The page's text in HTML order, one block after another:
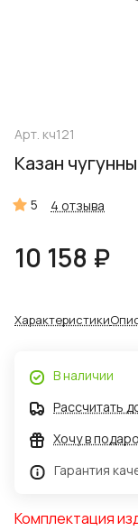
Арт. кч121
Казан
5 4 отзыва
10 158 ₽
Характеристики
В наличии
Рассчитать
Хочу в
Гарантия
Комплектация